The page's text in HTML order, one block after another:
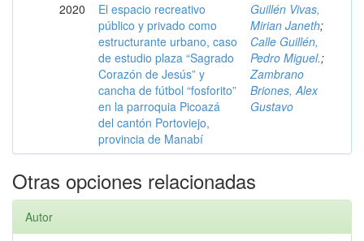
2020
El espacio recreativo
público y privado como
estructurante urbano, caso
de estudio plaza “Sagrado
Corazón de Jesús” y
cancha de fútbol “fosforito”
en la parroquia Picoazá
del cantón Portoviejo,
provincia de Manabí
Guillén Vivas,
Mirian Janeth;
Calle Guillén,
Pedro Miguel.;
Zambrano
Briones, Alex
Gustavo
Otras opciones relacionadas
Autor